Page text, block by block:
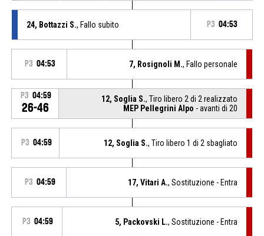
24, Bottazzi S., Fallo subito P3 04:53
P3 04:53 7, Rosignoli M., Fallo personale
P3 04:59
26-46
12, Soglia S., Tiro libero 2 di 2 realizzato
MEP Pellegrini Alpo - avanti di 20
P3 04:59 12, Soglia S., Tiro libero 1 di 2 sbagliato
P3 04:59 17, Vitari A., Sostituzione - Entra
P3 04:59 5, Packovski L., Sostituzione - Entra